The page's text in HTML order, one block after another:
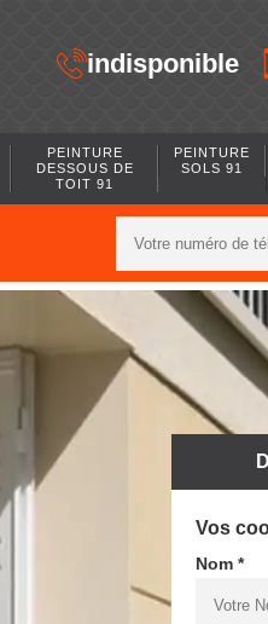
indisponible
PEINTURE
DESSOUS DE
TOIT 91
PEINTURE
SOLS 91
Vos
Nom *